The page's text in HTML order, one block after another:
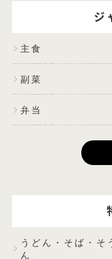
ジ
主食
副菜
弁当
うどん・そば・そ
ん